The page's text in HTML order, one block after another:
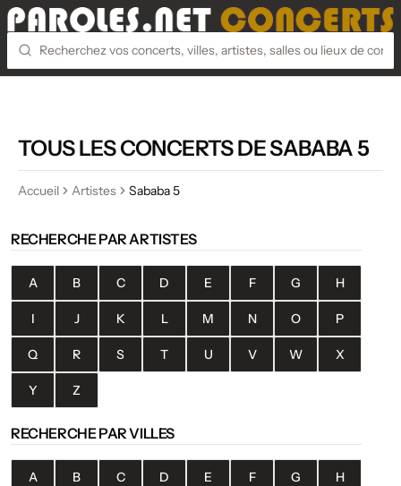
TOUS LES CONCERTS DE SABABA 5
Accueil Artistes Sababa 5
RECHERCHE PAR ARTISTES
A B C D E F G H
I J K L M N O P
Q R S T U V W X
Y Z
RECHERCHE PAR VILLES
A B C D E F G H